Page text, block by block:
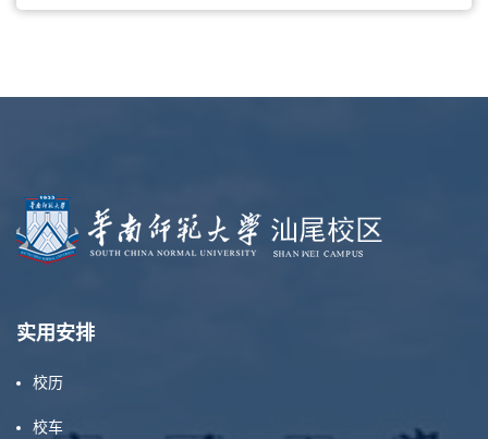
实用安排
校历
校车